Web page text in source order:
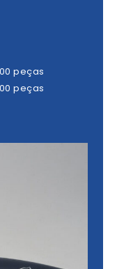
peças
peças